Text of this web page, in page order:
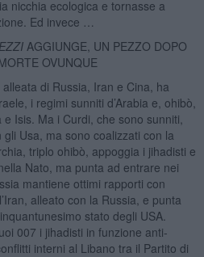
nicchia ecologica e tornasse a
Ed invece …
AGGIUNGE, UN PEZZO DOPO
OVUNQUE
, alleata di Russia, Iran e Cina, ha
i regimi sunniti d’Arabia e, ohibò,
Isis. Ma i Curdi, che sono sunniti,
Usa, ma sono coalizzati con la
triplo ohibò, appoggia i jihadisti e
Nato, ma punta ad entrare nei
mantiene ottimi rapporti con
alleato con la Russia, e punta
stato degli USA.
007 i jihadisti in funzione anti-
interni al Libano tra il Partito di